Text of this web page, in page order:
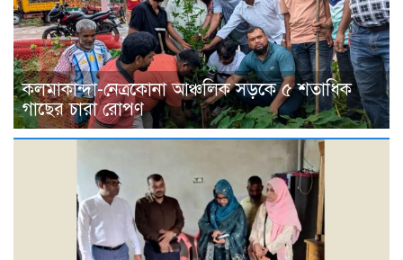
কলমাকান্দা-নেত্রকোনা আঞ্চলিক সড়কে ৫ শতাধিক
গাছের চারা রোপণ